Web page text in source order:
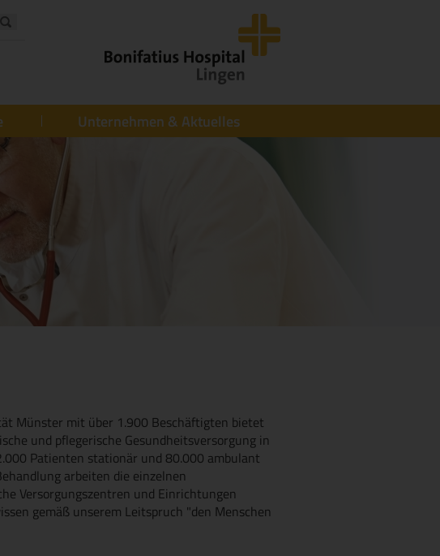
Unternehmen & Aktuelles
Münster mit über 1.900 Beschäftigten bietet
und pflegerische Gesundheitsversorgung in
Patienten stationär und 80.000 ambulant
arbeiten die einzelnen
Versorgungszentren und Einrichtungen
gemäß unserem Leitspruch "den Menschen